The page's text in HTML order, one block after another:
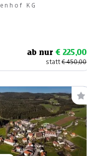
KG
ab nur € 225,00
statt€ 450,00